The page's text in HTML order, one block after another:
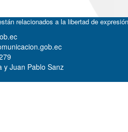
relacionados a la libertad de
y Juan Pablo Sanz